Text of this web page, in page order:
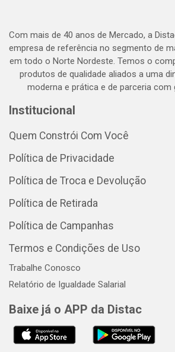
Com mais de 40 anos de Mercado, a
empresa de referência no segmento de
em todo o Norte Nordeste. Temos o
produtos de qualidade aliados a uma
moderna e prática e de parceria com
Institucional
Quem Constrói Com Você
Política de Privacidade
Política de Troca e Devolução
Política de Retirada
Política de Campanhas
Termos e Condições de Uso
Trabalhe Conosco
Relatório de Igualdade Salarial
Baixe já o APP da Distac